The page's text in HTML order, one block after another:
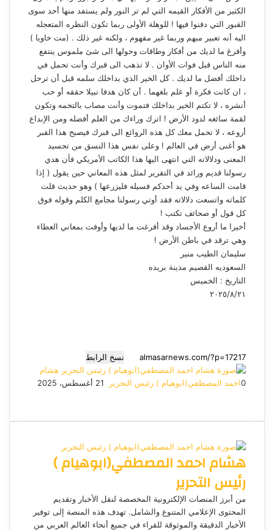
الكثير من الأفكار القيمه التي لم تر النور ولم يستفد منها أحد سوى
القبور التي دفنوا فيها ! للوهلة الأولى ربما تكون النظره المتعجله
اليه أنه تعبير مبهم وربما غير مفهوم ، ولكنه غير ذلك . (مت خاويا )
وأفرغ ما لديك من أفكار وطاقات وحولها الى شئ ملموس ينتفع
منه الناس قبل فوات الأوان . لا تذهب الى قبرك وأنت تحمل في
داخلك أفضل ما لديك . كل الخير الذي بداخلك سلمه قبل أن ترحل
، ان كانت فكرة أو علم بلغهما . أن كان هدفا نبيلا حققه أو حب
أنشره ، لا تكتم الخير بداخلك فتموت وأنت مصاب بالتخمه وتكون
لقمة سائغه لدود الأرض ! اترك وراءك من العلم أفضله ومن الإبداع
أروعه ، لا تحمل معك كل هذه الروائع الى قبرك فيصبح هذا القبر
هو أغنى أرض في العالم ! وعلى نفس هذا النسق من تجسيد
المعنى ودلالاته التي انتهى اليها هذا الكاتب الأمريكي فأن هدي
رسولنا قديم ورائد في التقرير لمثل هذه المعاني حين يقول ( إذا
قامت الساعه وفي يد أحدكم فسيله فليزرعها ) وهو حديث قلت
كلماته واتسعت دلالاته فقد أوتي رسولنا مجامع الكلم وقوله فوق
كل قول أو صحائف تكتب !
أخيرا ما أروع الأجساد وقد أفرغت ما لديها وأوفت بمعاني العطاء
وهي ترقد في باطن الأرض !
سليمان الطيب منير
السعوديه القصيم مدينة بريده
التاريخ : الخميس
٢٠٢٥/٨/٢١
نسخ الرابط
هشام
احمد المصطفي(ابوهيام ) رئيس التحرير
أ
ل
ر
د
إ
ل
ك
21 أغسطس، 2025
0
س
و
ك
س
ج
س
ج
ر
ت
ا
ب
ل
ر
ا
هشام احمد المصطفي(ابوهيام )
رئيس التحرير
من أبرز المنصات الإلكترونية المخصصة لنقل الأخبار وتقديم
المحتوى الإعلامي المتنوع والشامل. تهدف هذه المنصة إلى توفير
الأخبار الدقيقة والموثوقة للقراء في جميع أنحاء العالم العربي من